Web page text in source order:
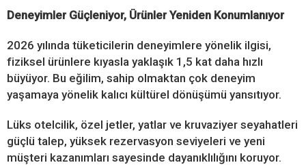
Deneyimler Güçleniyor, Ürünler Yeniden Konumlanıyor
2026 yılında tüketicilerin deneyimlere yönelik ilgisi,
fiziksel ürünlere kıyasla yaklaşık 1,5 kat daha hızlı
büyüyor. Bu eğilim, sahip olmaktan çok deneyim
yaşamaya yönelik kalıcı kültürel dönüşümü yansıtıyor.
Lüks otelcilik, özel jetler, yatlar ve kruvaziyer seyahatleri
güçlü talep, yüksek rezervasyon seviyeleri ve yeni
müşteri kazanımları sayesinde dayanıklılığını koruyor.